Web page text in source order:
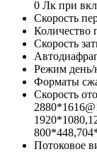
0 Лк при
Скорость
Количество
Скорость
Режим день/
Форматы
Скорость
Потоковое